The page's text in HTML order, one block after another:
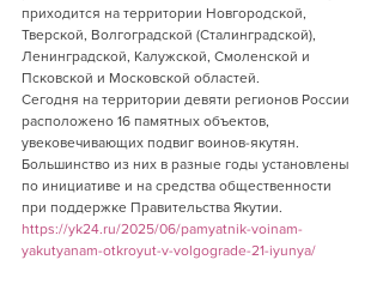
приходится на территории Новгородской,
Тверской, Волгоградской (Сталинградской),
Ленинградской, Калужской, Смоленской и
Псковской и Московской областей.
Сегодня на территории девяти регионов России
расположено 16 памятных объектов,
увековечивающих подвиг воинов-якутян.
Большинство из них в разные годы установлены
по инициативе и на средства общественности
при поддержке Правительства Якутии.
https://yk24.ru/2025/06/pamyatnik-voinam-
yakutyanam-otkroyut-v-volgograde-21-iyunya/